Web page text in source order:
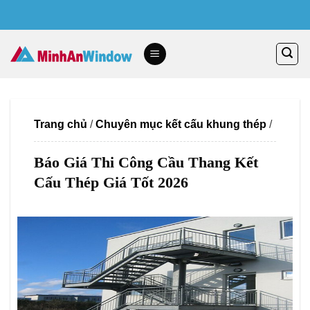
content
Trang chủ /Chuyên mục kết cấu khung thép /
Báo Giá Thi Công Cầu Thang Kết
Cấu Thép Giá Tốt 2026